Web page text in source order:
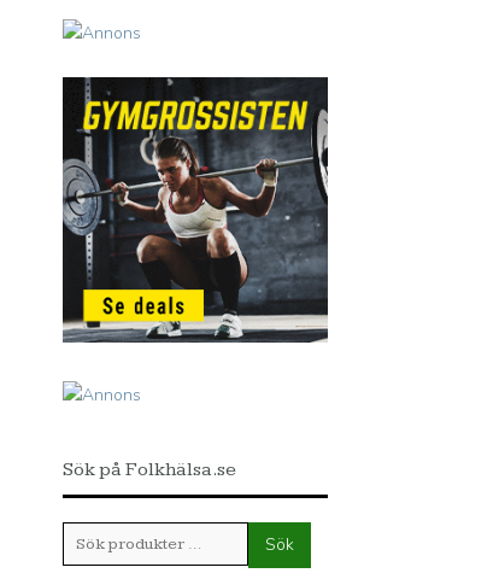
Sök på Folkhälsa.se
Sök
efter:
Sök